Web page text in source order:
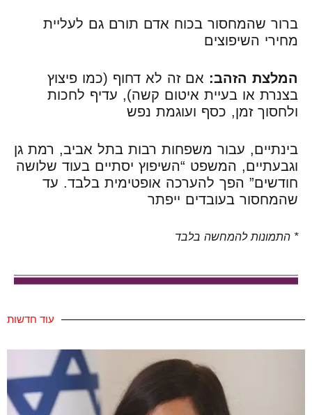
ברור שהמחסור בכוח אדם תורם גם לעליית
מחירי השיפוצים
המלצת הזהב: אם זה לא דחוף (כמו פיצוץ
בצנרת או בעיית איטום קשה), עדיף לחכות
ולחסוך זמן, כסף ועוגמת נפש
בינתיים, עבור משפחות רבות בתל אביב, רמת גן
וגבעתיים, המשפט “השיפוץ יסתיים בעוד שלושה
חודשים” הפך להערכה אופטימית בלבד. עד
שהמחסור בעובדים ייפתר
* התמונות להמחשה בלבד
עוד חדשות